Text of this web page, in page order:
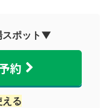
スポット▼
約
る